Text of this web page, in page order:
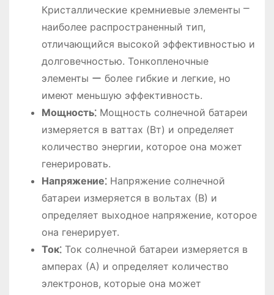
Кристаллические кремниевые элементы ⎻
наиболее распространенный тип,
отличающийся высокой эффективностью и
долговечностью. Тонкопленочные
элементы ー более гибкие и легкие, но
имеют меньшую эффективность.
Мощность⁚Мощность солнечной батареи
измеряется в ваттах (Вт) и определяет
количество энергии, которое она может
генерировать.
Напряжение⁚Напряжение солнечной
батареи измеряется в вольтах (В) и
определяет выходное напряжение, которое
она генерирует.
Ток⁚Ток солнечной батареи измеряется в
амперах (А) и определяет количество
электронов, которые она может